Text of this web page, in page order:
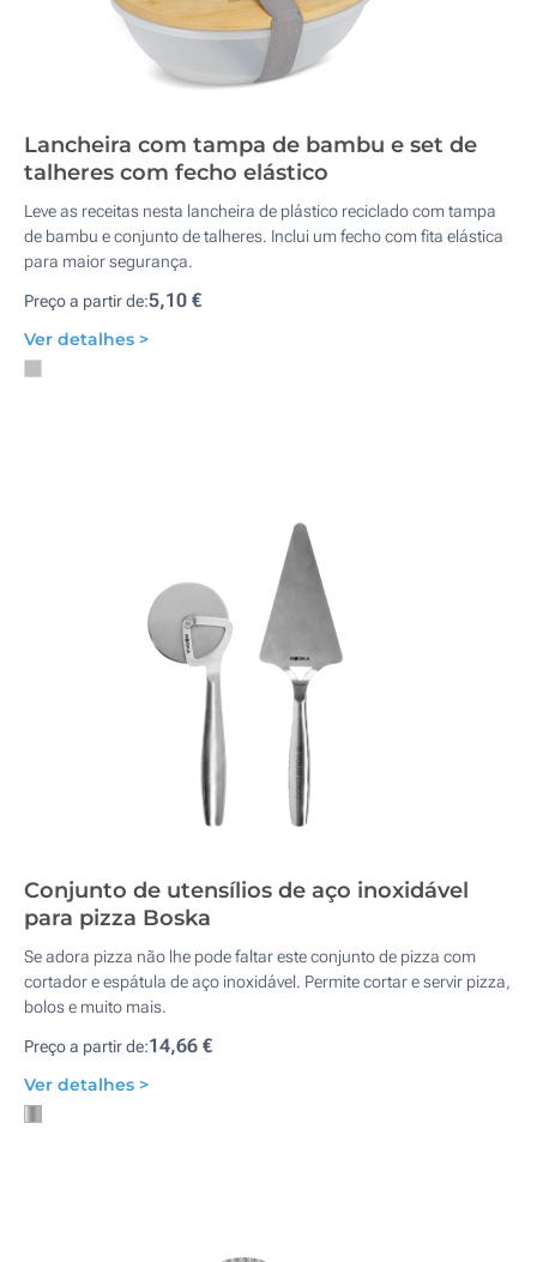
Lancheira com tampa de bambu e set de
talheres com fecho elástico
Leve as receitas nesta lancheira de plástico reciclado com tampa
de bambu e conjunto de talheres. Inclui um fecho com fita elástica
para maior segurança.
Preço a partir de:5,10 €
Ver detalhes >
Conjunto de utensílios de aço inoxidável
para pizza Boska
Se adora pizza não lhe pode faltar este conjunto de pizza com
cortador e espátula de aço inoxidável. Permite cortar e servir pizza,
bolos e muito mais.
Preço a partir de:14,66 €
Ver detalhes >